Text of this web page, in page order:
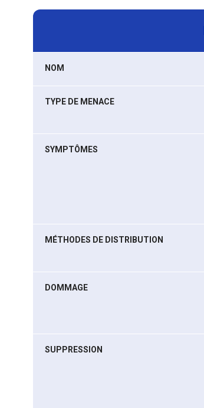
NOM
TYPE DE MENACE
SYMPTÔMES
MÉTHODES DE DISTRIBUTION
DOMMAGE
SUPPRESSION